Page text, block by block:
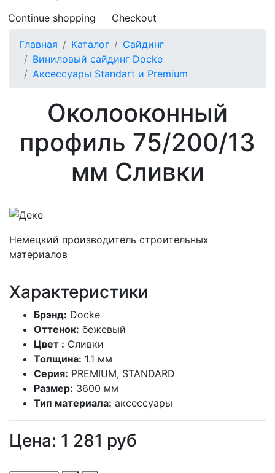
Continue shopping Checkout
Главная Каталог
Сайдинг
Виниловый сайдинг Docke
Аксессуары Standart и Premium
Околооконный
профиль 75/200/13
мм Сливки
Немецкий производитель строительных
материалов
Характеристики
Брэнд: Docke
Оттенок: бежевый
Цвет : Сливки
Толщина: 1.1 мм
Серия: PREMIUM, STANDARD
Размер: 3600 мм
Тип материала: аксессуары
Цена: 1 281 руб